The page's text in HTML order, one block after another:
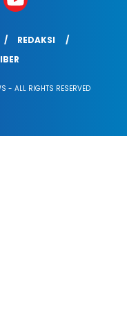
REDAKSI
- ALL RIGHTS RESERVED